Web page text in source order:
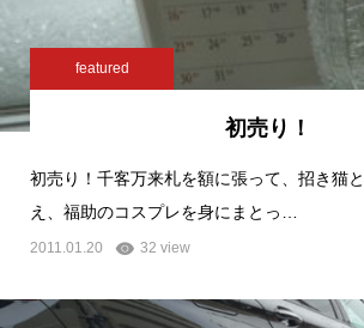
featured
初売り！
初売り！千客万来札を額に張って、招き猫
え、福助のコスプレを身にまとっ…
2011.01.20 32 view